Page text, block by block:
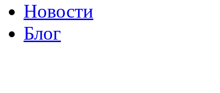
Новости
Блог